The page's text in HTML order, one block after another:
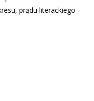
prądu literackiego